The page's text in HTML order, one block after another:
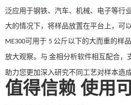
泛应用于钢铁、汽车、机械、电子等行
大的情况下，将样品放置在平台上，可
ME300可用于 5 公斤以下的大而重的样
放大观察。与 金相分析软件相互配合，
助力您更加深入研究不同工艺对样本造
值得信赖 使用